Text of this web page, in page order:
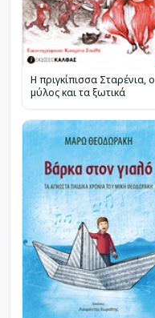
Η πριγκίπισσα Σταρένια, ο
μύλος και τα ξωτικά